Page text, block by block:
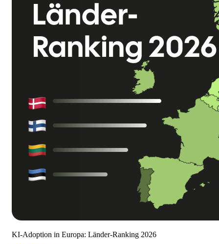
KI-Adoption in Europa: Länder-Ranking 2026